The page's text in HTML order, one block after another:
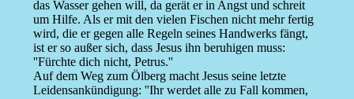
das Wasser gehen will, da gerät er in Angst und schreit
um Hilfe. Als er mit den vielen Fischen nicht mehr fertig
wird, die er gegen alle Regeln seines Handwerks fängt,
ist er so außer sich, dass Jesus ihn beruhigen muss:
''Fürchte dich nicht, Petrus.''
Auf dem Weg zum Ölberg macht Jesus seine letzte
Leidensankündigung: ''Ihr werdet alle zu Fall kommen,